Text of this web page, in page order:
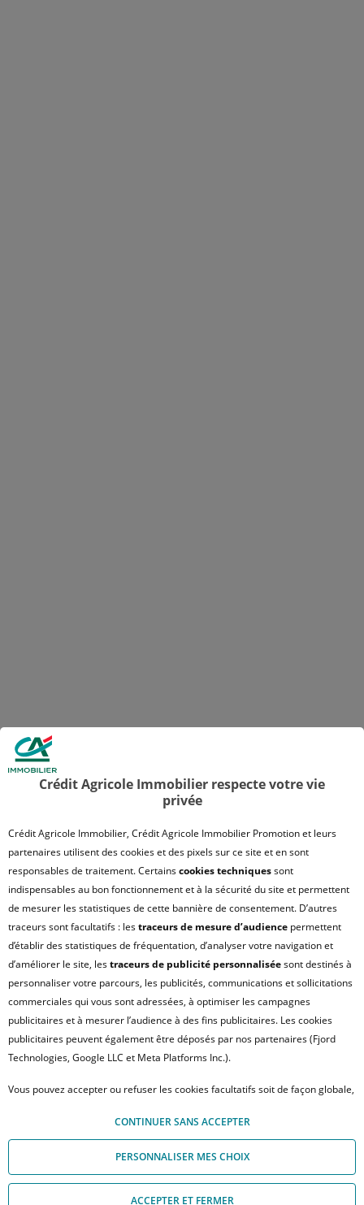
BORDEAUX Parvis orion
Appartement T5DPLX 127m²
à partir de 488 000 €
FINANCEZ
Crédit Agricole Immobilier respecte votre vie
privée
Crédit Agricole Immobilier, Crédit Agricole Immobilier Promotion et leurs
partenaires utilisent des cookies et des pixels sur ce site et en sont
responsables de traitement. Certainscookies techniquessont
indispensables au bon fonctionnement et à la sécurité du site et permettent
de mesurer les statistiques de cette bannière de consentement. D’autres
traceurs sont facultatifs : lestraceurs de mesure d’audience permettent
d’établir des statistiques de fréquentation, d’analyser votre navigation et
d’améliorer le site, lestraceurs de publicité personnaliséesont destinés à
personnaliser votre parcours, les publicités, communications et sollicitations
commerciales qui vous sont adressées, à optimiser les campagnes
publicitaires et à mesurer l’audience à des fins publicitaires. Les cookies
publicitaires peuvent également être déposés par nos partenaires (Fjord
Technologies, Google LLC et Meta Platforms Inc.).
Vous pouvez accepter ou refuser les cookies facultatifs soit de façon globale,
pas poursuivre votre navigation sur notre site. Votre choix peut être modifié
à tout moment, en cliquant sur le lien « Module de Gestion des cookies", en
Pour en savoir plus sur les responsables de traitement et les finalités, cliquez
CONTINUER SANS ACCEPTER
PERSONNALISER MES CHOIX
ACCEPTER ET FERMER